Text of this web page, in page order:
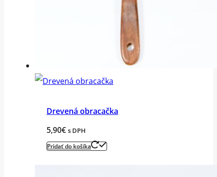
Drevená obracačka
5,90€ s DPH
Pridať do košíka